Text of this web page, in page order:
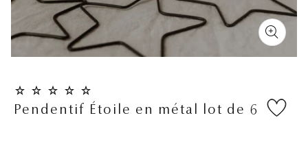
Pendentif Étoile en métal lot de 6